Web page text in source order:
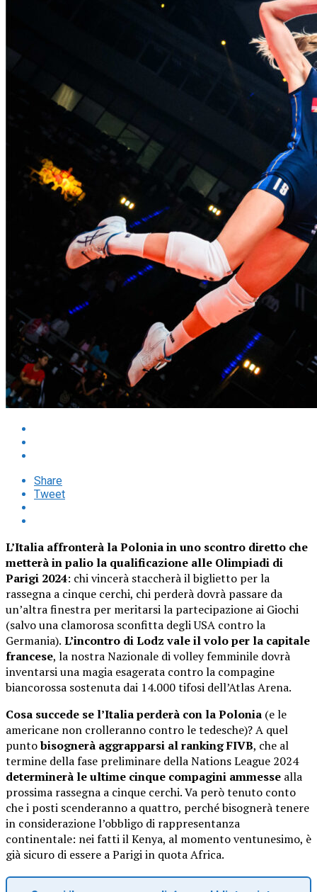
Share
Tweet
L’Italia affronterà la Polonia in uno scontro diretto che
metterà in palio la qualificazione alle Olimpiadi di
Parigi 2024: chi vincerà staccherà il biglietto per la
rassegna a cinque cerchi, chi perderà dovrà passare da
un’altra finestra per meritarsi la partecipazione ai Giochi
(salvo una clamorosa sconfitta degli USA contro la
Germania). L’incontro di Lodz vale il volo per la capitale
francese, la nostra Nazionale di volley femminile dovrà
inventarsi una magia esagerata contro la compagine
biancorossa sostenuta dai 14.000 tifosi dell’Atlas Arena.
Cosa succede se l’Italia perderà con la Polonia (e le
americane non crolleranno contro le tedesche)? A quel
puntobisognerà aggrapparsi al ranking FIVB, che al
termine della fase preliminare della Nations League 2024
determinerà le ultime cinque compagini ammesse alla
prossima rassegna a cinque cerchi. Va però tenuto conto
che i posti scenderanno a quattro, perché bisognerà tenere
in considerazione l’obbligo di rappresentanza
continentale: nei fatti il Kenya, al momento ventunesimo, è
già sicuro di essere a Parigi in quota Africa.